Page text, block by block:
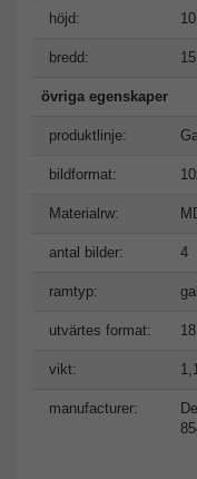
höjd:
bredd:
övriga egenskaper
produktlinje:
bildformat:
Materialrw:
antal bilder: 4
ramtyp:
utvärtes format:
vikt:
manufacturer: